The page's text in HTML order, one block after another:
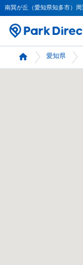
南巽が丘（愛知県知多市）
愛知県